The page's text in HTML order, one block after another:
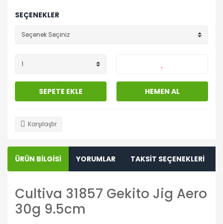
SEÇENEKLER
SEPETE EKLE HEMEN AL
Karşılaştır
ÜRÜN BİLGİSİ YORUMLAR TAKSİT SEÇENEKLERİ
Cultiva 31857 Gekito Jig Aero
30g 9.5cm